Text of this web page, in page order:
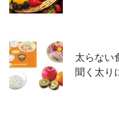
太らない
聞く太り